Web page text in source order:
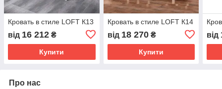
Кровать в стиле LOFT К13
від 16 212 ₴
Купити
Кровать в стиле LOFT К14
від 18 270₴
Купити
від
Про нас